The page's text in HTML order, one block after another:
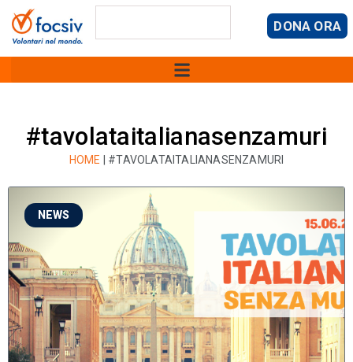
DONA ORA
#tavolataitalianasenzamuri
HOME #TAVOLATAITALIANASENZAMURI
NEWS